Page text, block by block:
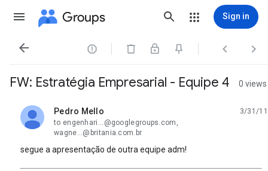
Groups Sign in
   
FW: Estratégia Empresarial - Equipe 4 0 views
Pedro Mello
unread,
3/31/11
to engenhari...@googlegroups.com,
wagne...@britania.com.br
segue a apresentação de outra equipe adm!